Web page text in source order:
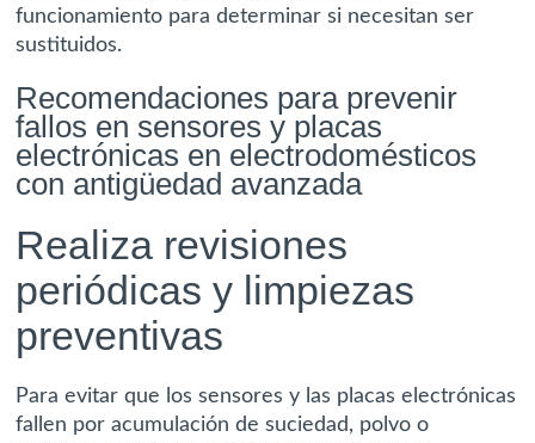
funcionamiento para determinar si necesitan ser
sustituidos.
Recomendaciones para prevenir
fallos en sensores y placas
electrónicas en electrodomésticos
con antigüedad avanzada
Realiza revisiones
periódicas y limpiezas
preventivas
Para evitar que los sensores y las placas electrónicas
fallen por acumulación de suciedad, polvo o